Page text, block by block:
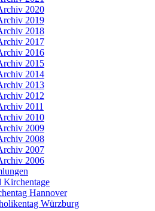
2020
2019
2018
2017
2016
2015
2014
2013
2012
2011
2010
2009
2008
2007
2006
Kirchentage
Hannover
Würzburg